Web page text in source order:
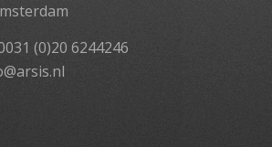
(0)20 6244246